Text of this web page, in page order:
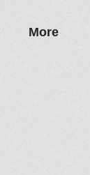
More